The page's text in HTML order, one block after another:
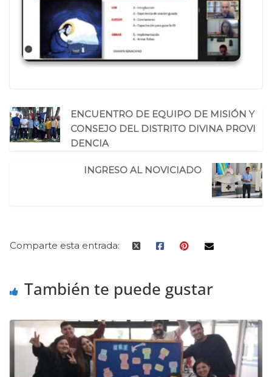
ENCUENTRO DE EQUIPO DE MISIÓN Y
CONSEJO DEL DISTRITO DIVINA PROVI
DENCIA
INGRESO AL NOVICIADO
Comparte esta entrada:
También te puede gustar